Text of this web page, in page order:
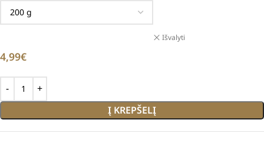
Išvalyti
4,99€
Į KREPŠELĮ